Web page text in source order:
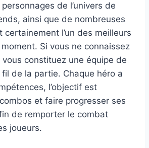
de l’univers de
ainsi que de nombreuses
certainement l’un des meilleurs
Si vous ne connaissez
vous constituez une équipe de
de la partie. Chaque héro a
l’objectif est
et faire progresser ses
de remporter le combat
joueurs.